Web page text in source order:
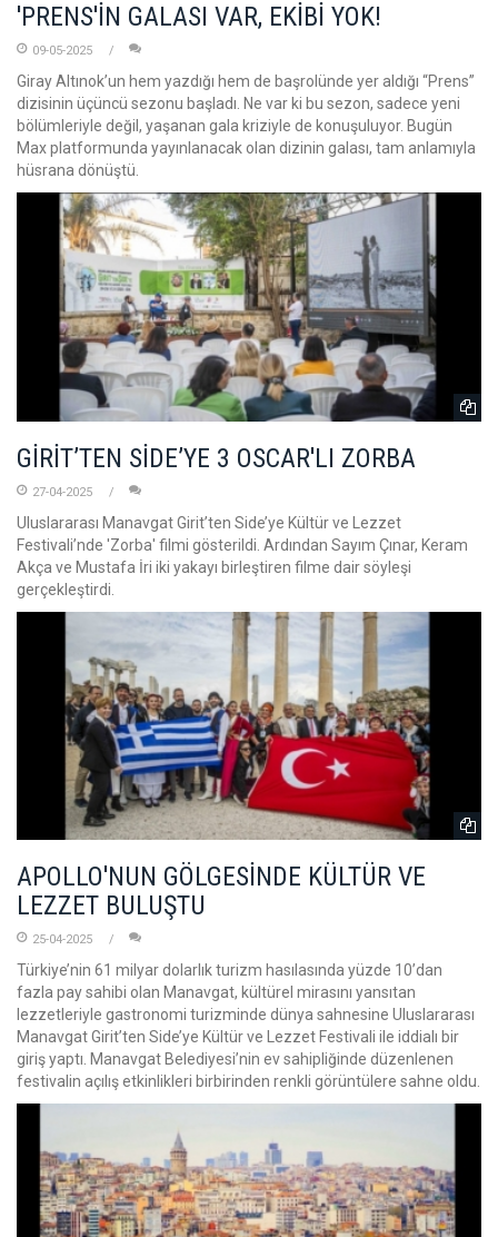
'PRENS'İN GALASI VAR, EKİBİ YOK!
09-05-2025
Giray Altınok’un hem yazdığı hem de başrolünde yer aldığı “Prens”
dizisinin üçüncü sezonu başladı. Ne var ki bu sezon, sadece yeni
bölümleriyle değil, yaşanan gala kriziyle de konuşuluyor. Bugün
Max platformunda yayınlanacak olan dizinin galası, tam anlamıyla
hüsrana dönüştü.
GİRİT’TEN SİDE’YE 3 OSCAR'LI ZORBA
27-04-2025
Uluslararası Manavgat Girit’ten Side’ye Kültür ve Lezzet
Festivali’nde 'Zorba' filmi gösterildi. Ardından Sayım Çınar, Keram
Akça ve Mustafa İri iki yakayı birleştiren filme dair söyleşi
gerçekleştirdi.
APOLLO'NUN GÖLGESİNDE KÜLTÜR VE
LEZZET BULUŞTU
25-04-2025
Türkiye’nin 61 milyar dolarlık turizm hasılasında yüzde 10’dan
fazla pay sahibi olan Manavgat, kültürel mirasını yansıtan
lezzetleriyle gastronomi turizminde dünya sahnesine Uluslararası
Manavgat Girit’ten Side’ye Kültür ve Lezzet Festivali ile iddialı bir
giriş yaptı. Manavgat Belediyesi’nin ev sahipliğinde düzenlenen
festivalin açılış etkinlikleri birbirinden renkli görüntülere sahne oldu.